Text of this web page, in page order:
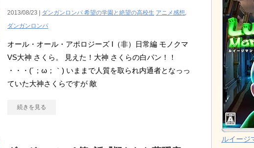
2013/08/23 | ダンガンロンパ 希望の学園と絶望の高校生 アニメ感想,
ダンガンロンパ
オール・オール・アポロジーズ I（非）日常編 モノクマ
VS大神 さくら。 見えた！大神 さくらの白パン！！
・・・(´；ω；｀) いままで人質を取られ内通者となっっ
ていた大神さくらですが 敵
続きを見る
ルイージ